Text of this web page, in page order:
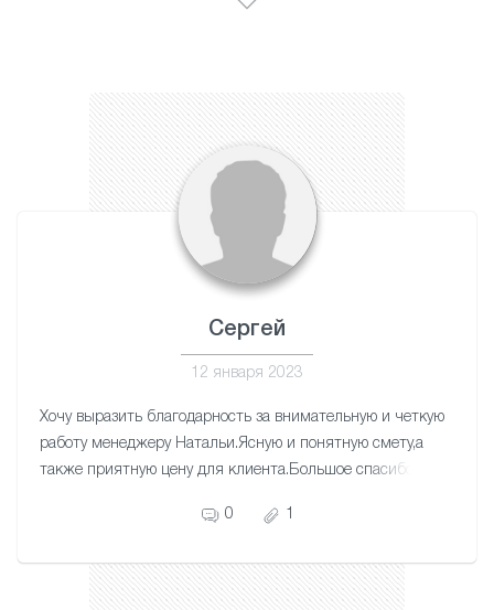
Сергей
12 января 2023
Хочу выразить благодарность за внимательную и четкую
работу менеджеру Натальи.Ясную и понятную смету,а
также приятную цену для клиента.Большое спасибо
работу.Приятно за свои деньги получать отличную
красивыми потолками выглядит прекрасно.
0 1